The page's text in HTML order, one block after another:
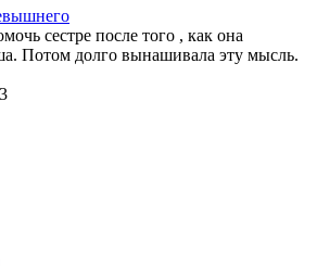
сестре после того , как она
Потом долго вынашивала эту мысль.